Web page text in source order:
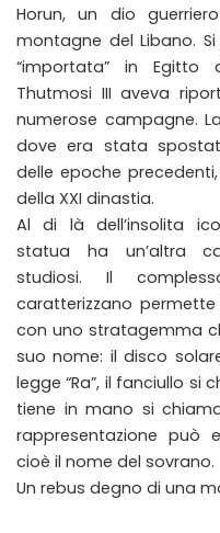
Horun, un dio
montagne del Libano.
“importata” in Egitto
Thutmosi III aveva
numerose campagne.
dove era stata
delle epoche
della XXI dinastia.
Al di là dell’insolita
statua ha un’altra
studiosi. Il
caratterizzano
con uno stratagemma
suo nome: il disco
legge “Ra”, il fanciullo si
tiene in mano si
rappresentazione può
cioè il nome del sovrano.
Un rebus degno di una